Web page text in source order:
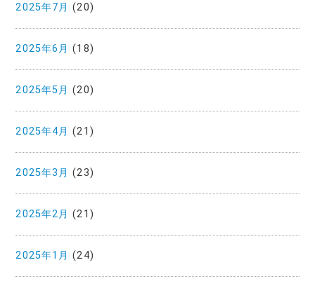
2025年7月 (20)
2025年6月 (18)
2025年5月 (20)
2025年4月 (21)
2025年3月 (23)
2025年2月 (21)
2025年1月 (24)